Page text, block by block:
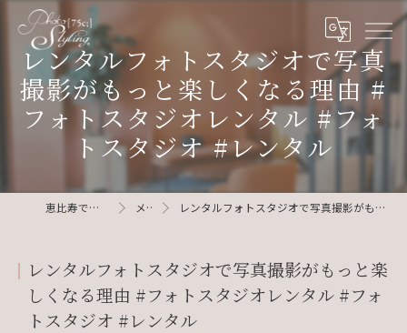
レンタルフォトスタジオで写真
撮影がもっと楽しくなる理由 #
フォトスタジオレンタル #フォ
トスタジオ #レンタル
恵比寿で写真ならphotostyling75c メディア レンタルフォトスタジオで写真撮影がもっと楽しくなる理由 #フォトスタジオレンタル #フォトスタジオ #レンタル
レンタルフォトスタジオで写真撮影がもっと楽
しくなる理由 #フォトスタジオレンタル #フォ
トスタジオ #レンタル